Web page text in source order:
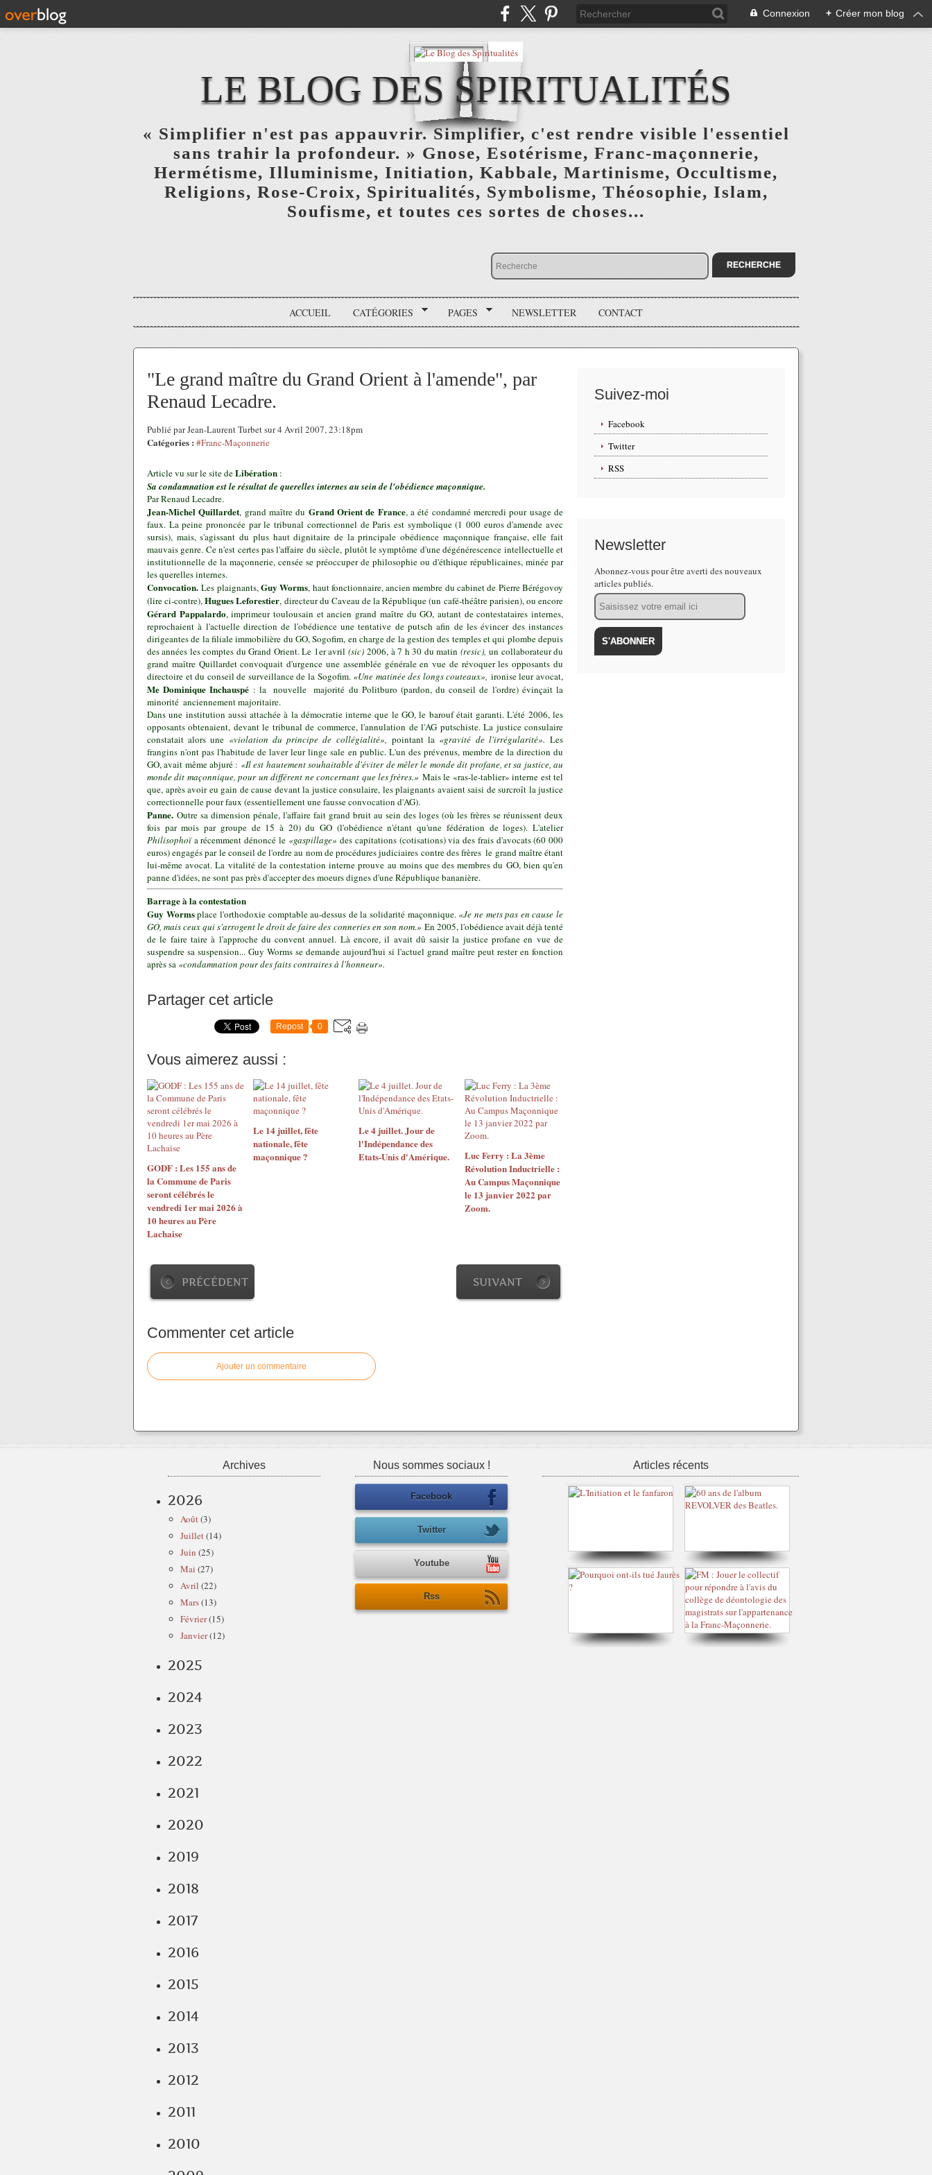
Connexion + Créer mon blog
LE BLOG DES SPIRITUALITÉS
« Simplifier n'est pas appauvrir. Simplifier, c'est rendre visible l'essentiel
sans trahir la profondeur. » Gnose, Esotérisme, Franc-maçonnerie,
Hermétisme, Illuminisme, Initiation, Kabbale, Martinisme, Occultisme,
Religions, Rose-Croix, Spiritualités, Symbolisme, Théosophie, Islam,
Soufisme, et toutes ces sortes de choses...
ACCUEIL CATÉGORIES PAGES NEWSLETTER CONTACT
"Le grand maître du Grand Orient à l'amende", par
Renaud Lecadre.
Publié par Jean-Laurent Turbet sur 4 Avril 2007, 23:18pm
Catégories : #Franc-Maçonnerie
Article vu sur le site deLibération :
Sa condamnation est le résultat de querelles internes au sein de l'obédience maçonnique.
Par Renaud Lecadre.
Jean-Michel Quillardet, grand maître du Grand Orient de France, a été condamné mercredi pour usage de
faux. La peine prononcée par le tribunal correctionnel de Paris est symbolique (1 000 euros d'amende avec
sursis), mais, s'agissant du plus haut dignitaire de la principaleobédience maçonniquefrançaise, elle fait
mauvais genre. Ce n'est certes pas l'affaire du siècle, plutôt le symptôme d'une dégénérescence intellectuelle et
institutionnelle de la maçonnerie, censée se préoccuper de philosophie ou d'éthique républicaines, minée par
les querelles internes.
Convocation.Les plaignants,Guy Worms, haut fonctionnaire, ancien membre du cabinet de Pierre Bérégovoy
(lire ci-contre),Hugues Leforestier, directeur du Caveau de la République(un café-théâtre parisien), ou encore
Gérard Pappalardo, imprimeur toulousain et ancien grand maître du GO, autant de contestataires internes,
reprochaient à l'actuelle direction de l'obédience une tentative de putsch afin de les évincer des instances
dirigeantes de la filiale immobilière du GO, Sogofim, en charge de la gestion des temples et qui plombe depuis
des années les comptes du Grand Orient. Le 1er avril (sic)2006, à 7 h 30 du matin (resic),un collaborateur du
grand maître Quillardet convoquait d'urgence une assemblée générale en vue de révoquer les opposants du
directoire et du conseil de surveillance de la Sogofim. «Une matinée des longs couteaux», ironise leur avocat,
Me Dominique Inchauspé : la ­ nouvelle ­ majorité du Politburo (pardon, du conseil de l'ordre) évinçait la
minorité ­ anciennement majoritaire.
Dans une institution aussi attachée à la démocratie interne que le GO, le barouf était garanti. L'été 2006, les
opposants obtenaient, devant le tribunal de commerce, l'annulation de l'AG putschiste. La justice consulaire
constatait alors une «violation du principe de collégialité», pointant la «gravité de l'irrégularité».Les
frangins n'ont pas l'habitude de laver leur linge sale en public. L'un des prévenus, membre de la direction du
GO, avait même abjuré : «Il est hautement souhaitable d'éviter de mêler le monde dit profane, et sa justice, au
monde dit maçonnique, pour un différent ne concernant que les frères.» Mais le «ras-le-tablier» interne est tel
que, après avoir eu gain de cause devant la justice consulaire, les plaignants avaient saisi de surcroît la justice
correctionnelle pour faux (essentiellement une fausse convocation d'AG).
Panne. Outre sa dimension pénale, l'affaire fait grand bruit au sein des loges (où les frères se réunissent deux
fois par mois par groupe de 15 à 20) du GO (l'obédience n'étant qu'une fédération de loges). L'atelier
Philisophoïa récemment dénoncé le «gaspillage»des capitations (cotisations) via des frais d'avocats (60 000
euros) engagés par le conseil de l'ordre au nom de procédures judiciaires contre des frères ­ le grand maître étant
lui-même avocat. La vitalité de la contestation interne prouve au moins que des membres du GO, bien qu'en
panne d'idées, ne sont pas près d'accepter des moeurs dignes d'une République bananière.
Barrage à la contestation
Guy Wormsplace l'orthodoxie comptable au-dessus de la solidarité maçonnique. «Je ne mets pas en cause le
GO, mais ceux qui s'arrogent le droit de faire des conneries en son nom.» En 2005, l'obédience avait déjà tenté
de le faire taire à l'approche du convent annuel. Là encore, il avait dû saisir la justice profane en vue de
suspendre sa suspension... Guy Worms se demande aujourd'hui si l'actuel grand maître peut rester en fonction
après sa «condamnation pour des faits contraires à l'honneur».
Partager cet article
Repost 0
Vous aimerez aussi :
GODF : Les 155 ans de
la Commune de Paris
seront célébrés le
vendredi 1er mai 2026 à
10 heures au Père
Lachaise
Le 14 juillet, fête
nationale, fête
maçonnique ?
Le 4 juillet. Jour de
l'Indépendance des
Etats-Unis d'Amérique.
Luc Ferry : La 3ème
Révolution Inductrielle :
Au Campus Maçonnique
le 13 janvier 2022 par
Zoom.
PRÉCÉDENT SUIVANT
Commenter cet article
Ajouter un commentaire
Suivez-moi
Facebook
Twitter
RSS
Newsletter
Abonnez-vous pour être averti des nouveaux
articles publiés.
Email
Archives
2026
Août(3)
Juillet(14)
Juin (25)
Mai (27)
Avril (22)
Mars(13)
Février(15)
Janvier(12)
2025
2024
2023
2022
2021
2020
2019
2018
2017
2016
2015
2014
2013
2012
2011
2010
Nous sommes sociaux !
Facebook
Twitter
Youtube
Rss
Articles récents